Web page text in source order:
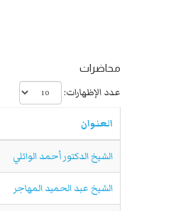
محاضرات
عدد الإظهارات:
العنوان
الشيخ الدكتور أحمد الوائلي
الشيخ عبد الحميد المهاجر